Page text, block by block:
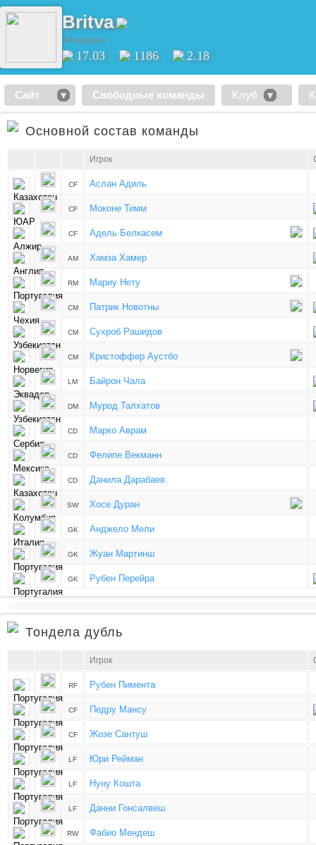
Britva
Менеджер
17.03 1186 2.18
Сайт Свободные команды Клуб
Основной состав команды
Игрок
CF Аслан Адиль
CF Моконе Тимм
CF Адель Белкасем
AM Хамза Хамер
RM Мариу Нету
CM Патрик Новотны
CM Сухроб Рашидов
CM Кристоффер Аустбо
LM Байрон Чала
DM Мурод Талхатов
CD Марко Аврам
CD Фелипе Векманн
CD Данила Дарабаев
SW Хосе Дуран
GK Анджело Мели
GK Жуан Мартинш
GK Рубен Перейра
Тондела дубль
Игрок
RF Рубен Пимента
CF Педру Мансу
CF Жозе Сантуш
LF Юри Рейман
LF Нуну Кошта
LF Данни Гонсалвеш
RW Фабио Мендеш